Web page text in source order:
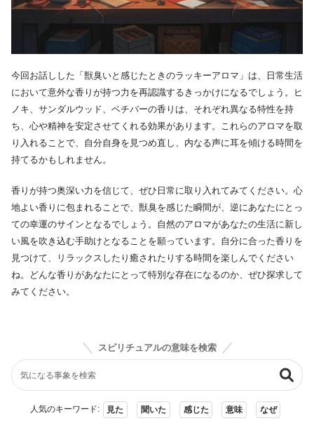
今回お話しした「獣臭いと感じたときのラッキーアロマ」は、日常生活
において意外な香りが持つ力を再認識するきっかけになるでしょう。ヒ
ノキ、サンダルウッド、ベチバーの香りは、それぞれ異なる特性を持
ち、心や精神を安定させてくれる効果があります。これらのアロマを取
り入れることで、自分自身を見つめ直し、内なる声に耳を傾ける時間を
持てるかもしれません。
香りが持つ奥深い力を信じて、ぜひ日常に取り入れてみてください。心
地よい香りに包まれることで、獣臭を感じた瞬間が、逆にあなたにとっ
ての幸運のサインとなるでしょう。自然のアロマがあなたの生活に新し
い風を吹き込む手助けとなることを願っています。自分に合った香りを
見つけて、リラックスしたり癒されたりする時間を楽しんでください
ね。どんな香りがあなたにとって特別な存在になるのか、ぜひ探求して
みてください。
スピリチュアルの意味を検索
人気のキーワード: 見た 聞いた 感じた 意味 なぜ